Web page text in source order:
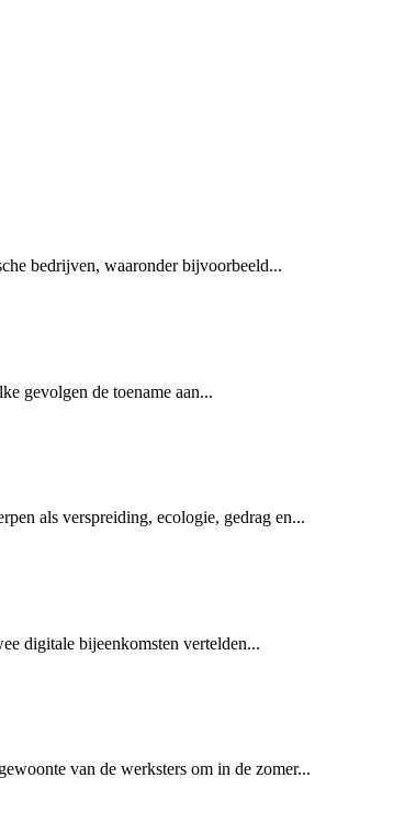
bedrijven, waaronder bijvoorbeeld...
gevolgen de toename aan...
als verspreiding, ecologie, gedrag en...
digitale bijeenkomsten vertelden...
van de werksters om in de zomer...